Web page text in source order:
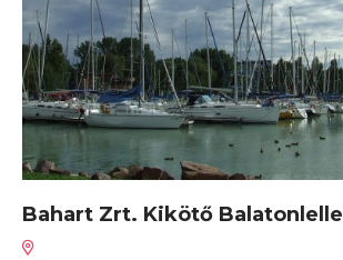
Bahart Zrt. Kikötő Balatonlelle